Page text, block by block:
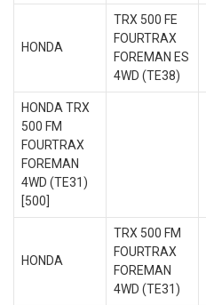
HONDA
TRX 500 FE
FOURTRAX
FOREMAN ES
4WD (TE38)
HONDA TRX
500 FM
FOURTRAX
FOREMAN
4WD (TE31)
[500]
HONDA
TRX 500 FM
FOURTRAX
FOREMAN
4WD (TE31)